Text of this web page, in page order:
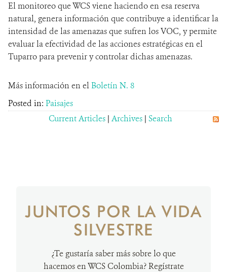
INFORME ANUAL WCS
MECANISMO DE ATENCIÓN DE QUEJAS Y RECLAMOS
DONA
El monitoreo que WCS viene haciendo en esa reserva
natural, genera información que contribuye a identificar la
intensidad de las amenazas que sufren los VOC, y permite
evaluar la efectividad de las acciones estratégicas en el
Tuparro para prevenir y controlar dichas amenazas.
Más información en elBoletín N. 8
Posted in: Paisajes
Current Articles | Archives | Search
JUNTOS POR LA VIDA
SILVESTRE
¿Te gustaría saber más sobre lo que
hacemos en WCS Colombia? Regístrate